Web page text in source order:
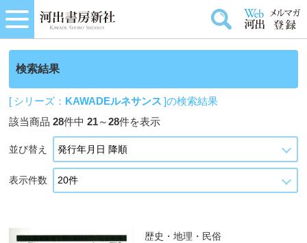
検索結果
[ シリーズ： KAWADEルネサンス ]の検索結果
該当商品28件中21～28件を表示
並び替え
表示件数
歴史・地理・民俗